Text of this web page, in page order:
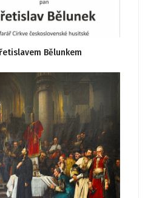
Bělunkem